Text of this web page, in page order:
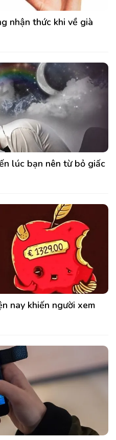
nhận thức khi về già
lúc bạn nên từ bỏ giấc
nay khiến người xem